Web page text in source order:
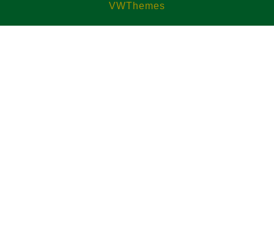
VWThemes